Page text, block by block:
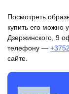
мдф
Посмотреть
купить его можно
Дзержинского, 9
телефону —
сайте.